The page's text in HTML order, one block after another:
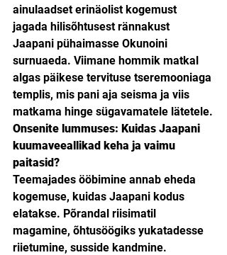
ainulaadset erinäolist kogemust
jagada hilisõhtusest rännakust
Jaapani pühaimasse Okunoini
surnuaeda. Viimane hommik matkal
algas päikese tervituse tseremooniaga
templis, mis pani aja seisma ja viis
matkama hinge sügavamatele lätetele.
Onsenite lummuses: Kuidas Jaapani
kuumaveeallikad keha ja vaimu
paitasid?
Teemajades ööbimine annab eheda
kogemuse, kuidas Jaapani kodus
elatakse. Põrandal riisimatil
magamine, õhtusöögiks yukatadesse
riietumine, susside kandmine.